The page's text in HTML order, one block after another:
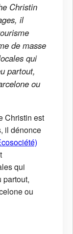
Christin
il
de masse
qui
partout,
ou
Christin est
il dénonce
qui
partout,
ou